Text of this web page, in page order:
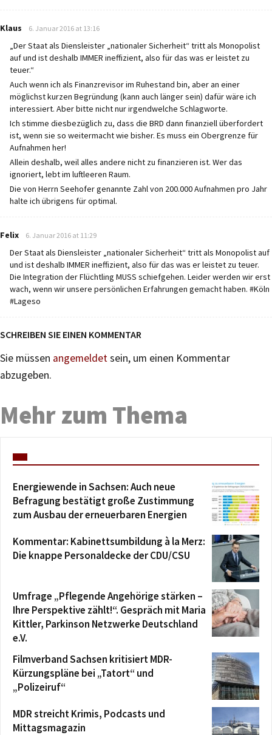
Klaus says:
6. Januar 2016 at 13:16
„Der Staat als Diensleister „nationaler Sicherheit“ tritt als Monopolist
auf und ist deshalb IMMER ineffizient, also für das was er leistet zu
teuer.“
Auch wenn ich als Finanzrevisor im Ruhestand bin, aber an einer
möglichst kurzen Begründung (kann auch länger sein) dafür wäre ich
interessiert. Aber bitte nicht nur irgendwelche Schlagworte.
Ich stimme diesbezüglich zu, dass die BRD dann finanziell überfordert
ist, wenn sie so weitermacht wie bisher. Es muss ein Obergrenze für
Aufnahmen her!
Allein deshalb, weil alles andere nicht zu finanzieren ist. Wer das
ignoriert, lebt im luftleeren Raum.
Die von Herrn Seehofer genannte Zahl von 200.000 Aufnahmen pro Jahr
halte ich übrigens für optimal.
Felix says:
6. Januar 2016 at 11:29
Der Staat als Diensleister „nationaler Sicherheit“ tritt als Monopolist auf
und ist deshalb IMMER ineffizient, also für das was er leistet zu teuer.
Die Integration der Flüchtling MUSS schiefgehen. Leider werden wir erst
wach, wenn wir unsere persönlichen Erfahrungen gemacht haben. #Köln
#Lageso
SCHREIBEN SIE EINEN KOMMENTAR
Sie müssen angemeldetsein, um einen Kommentar
abzugeben.
Mehr zum Thema
Energiewende in Sachsen: Auch neue
Befragung bestätigt große Zustimmung
zum Ausbau der erneuerbaren Energien
Kommentar: Kabinettsumbildung à la Merz:
Die knappe Personaldecke der CDU/CSU
Umfrage „Pflegende Angehörige stärken –
Ihre Perspektive zählt!“. Gespräch mit Maria
Kittler, Parkinson Netzwerke Deutschland
e.V.
Filmverband Sachsen kritisiert MDR-
Kürzungspläne bei „Tatort“ und
„Polizeiruf“
MDR streicht Krimis, Podcasts und
Mittagsmagazin